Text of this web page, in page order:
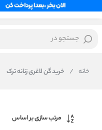
جستجو در
خانه / خرید گن لاغری زنانه ترک
مرتب سازی بر اساس